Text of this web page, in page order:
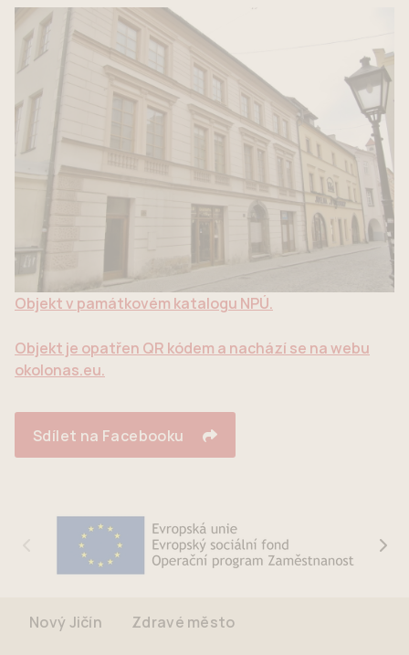
Objekt v památkovém katalogu NPÚ.
Objekt je opatřen QR kódem a nachází se na webu
okolonas.eu.
Sdílet na Facebooku
Nový Jičín Zdravé město